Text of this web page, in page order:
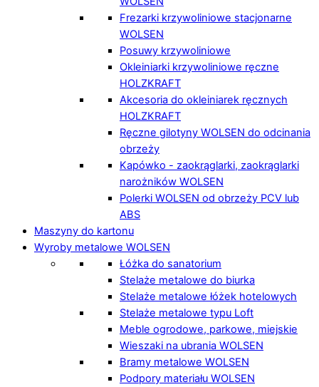
Frezarki krzywoliniowe stacjonarne
WOLSEN
Posuwy krzywoliniowe
Okleiniarki krzywoliniowe ręczne
HOLZKRAFT
Akcesoria do okleiniarek ręcznych
HOLZKRAFT
Ręczne gilotyny WOLSEN do odcinania
obrzeży
Kapówko - zaokrąglarki, zaokrąglarki
narożników WOLSEN
Polerki WOLSEN od obrzeży PCV lub
ABS
Maszyny do kartonu
Wyroby metalowe WOLSEN
Łóżka do sanatorium
Stelaże metalowe do biurka
Stelaże metalowe łóżek hotelowych
Stelaże metalowe typu Loft
Meble ogrodowe, parkowe, miejskie
Wieszaki na ubrania WOLSEN
Bramy metalowe WOLSEN
Podpory materiału WOLSEN